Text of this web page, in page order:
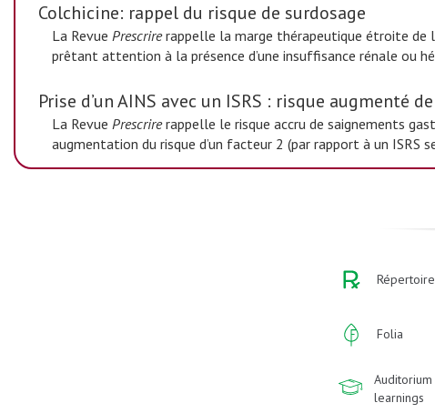
Colchicine: rappel du risque de surdosage
La Revue Prescrirerappelle la marge thérapeutique étroite de
prêtant attention à la présence d’une insuffisance rénale ou
Prise d’un AINS avec un ISRS : risque augmenté
La Revue Prescrirerappelle le risque accru de saignements
augmentation du risque d’un facteur 2 (par rapport à un ISRS
Répertoire
Folia
learnings